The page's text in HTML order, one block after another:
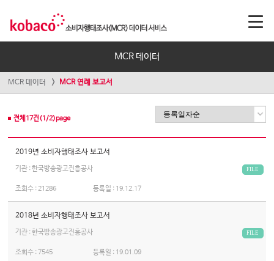
MCR 데이터
MCR 데이터 MCR 연례 보고서
전체 17건(1 /2)page
2019년 소비자행태조사 보고서
기관 : 한국방송광고진흥공사 FILE
조회수 :21286 등록일 : 19.12.17
2018년 소비자행태조사 보고서
기관 : 한국방송광고진흥공사 FILE
조회수 :7545 등록일 : 19.01.09